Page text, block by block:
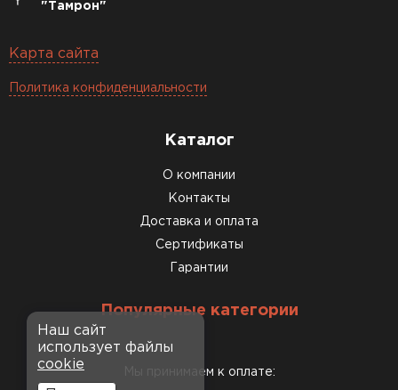
"Тамрон"
Карта сайта
Политика конфиденциальности
Каталог
О компании
Контакты
Доставка и оплата
Сертификаты
Гарантии
Популярные категории
Мы принимаем к оплате:
Наш сайт
использует файлы
cookie